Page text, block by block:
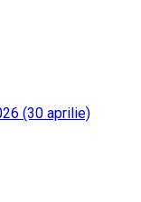
(30 aprilie)